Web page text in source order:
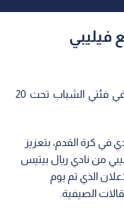
فيليبي
وكان فيليبي قد مثل منتخب البرازيل في فئتي الشباب تحت 20
في كرة القدم، بتعزيز
من نادي ريال بيتيس
الذي تم يوم
الصيفية.